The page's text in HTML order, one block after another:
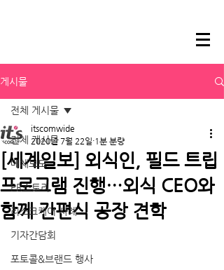
게시물
전체 게시물
매체보도
PR스토리
리스크케어 사례
기자간담회
포토콜&브랜드 행사
전체 게시물
[세계일보] 외식인, 필드 트립
프로그램 진행…외식 CEO와
함께 간편식 공장 견학
itscomwide
2020년 7월 22일 1분 분량